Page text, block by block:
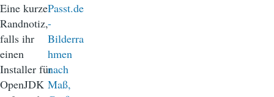
t
i
o
n
Eine kurze
Randnotiz,
falls ihr
einen
Installer für
OpenJDK